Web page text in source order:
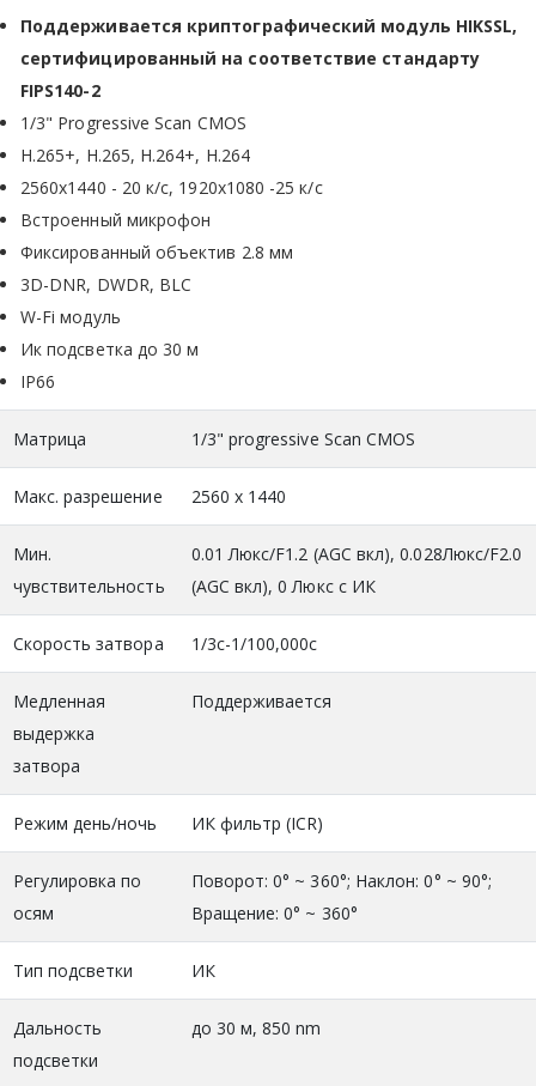
Поддерживается криптографический модуль HIKSSL,
сертифицированный на соответствие стандарту
FIPS140-2
1/3" Progressive Scan CMOS
H.265+, H.265, H.264+, H.264
2560x1440 - 20 к/с, 1920х1080 -25 к/с
Встроенный микрофон
Фиксированный объектив 2.8 мм
3D-DNR, DWDR, BLC
W-Fi модуль
Ик подсветка до 30 м
IP66
Матрица 1/3" progressive Scan CMOS
Макс. разрешение 2560 х 1440
Мин.
чувствительность
0.01 Люкс/F1.2 (AGC вкл), 0.028Люкс/F2.0
(AGC вкл), 0 Люкс с ИК
Скорость затвора 1/3с-1/100,000с
Медленная
выдержка
затвора
Поддерживается
Режим день/ночь ИК фильтр (ICR)
Регулировка по
осям
Поворот: 0° ~ 360°; Наклон: 0° ~ 90°;
Вращение: 0° ~ 360°
Тип подсветки ИК
Дальность
подсветки
до 30 м, 850 nm